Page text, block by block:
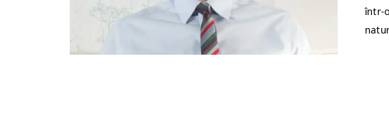
într-